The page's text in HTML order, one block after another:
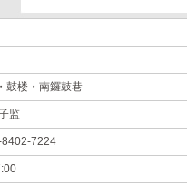
鼓楼・南鑼鼓巷
监
7224